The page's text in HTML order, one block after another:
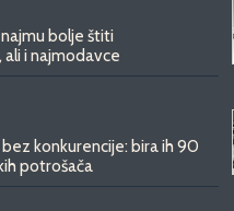
bolje štiti
i najmodavce
konkurencije: bira ih 90
potrošača